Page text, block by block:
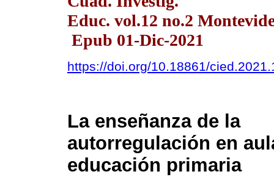
Educ. vol.12 no.2
Epub 01-Dic-2021
https://doi.org/10.18861/
La enseñanza de la
autorregulación en
educación primaria